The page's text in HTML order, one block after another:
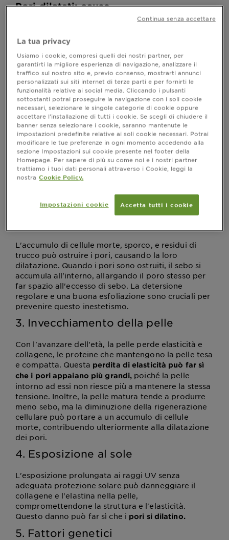
Pori dilatati: cause
I pori della pelle, sebbene essenziali per il suo
quando si dilatano e diventano visibilmente più
grandi. Ma i pori dilatati cosa sono e come possono
essere trattati? Comprendere le cause della
dilatazione dei pori è il primo passo per affrontare
efficacemente questo problema.
1. Eccesso di produzione di sebo
La produzione eccessiva di sebo è una dellecause
più comuni di pori dilatati. Quando le ghiandole
sebacee producono una quantità eccessiva di sebo,
i pori possono allargarsi per permetterne il
passaggio sulla superficie della pelle. Questo
fenomeno è particolarmente comune nelle persone
naso e mento) è spesso la più colpita.
2. Accumulo di impurità e cellule
L'accumulo di cellule morte, sporco, e residui di
trucco può ostruire i pori, causando la loro
dilatazione. Quando i pori sono ostruiti, il sebo si
accumula all'interno, allargando il poro stesso per
far spazio all'eccesso di sebo. La detersione
regolare e una buona esfoliazione sono cruciali per
prevenire questo inestetismo.
3. Invecchiamento della pelle
Con l'avanzare dell'età, la pelle perde elasticità e
collagene, le proteine che mantengono la pelle tesa
e compatta. Questa perdita di elasticità può far sì
che i pori appaiano più grandi, poiché la pelle
intorno ad essi non riesce più a mantenere la stessa
tensione. Inoltre, la pelle matura tende a produrre
meno sebo, ma la diminuzione della rigenerazione
cellulare può portare a un accumulo di cellule
morte, contribuendo ulteriormente alla dilatazione
dei pori.
4. Esposizione al sole
L'esposizione prolungata ai raggi UV senza
adeguata protezione solare può danneggiare il
collagene e l'elastina nella pelle,
compromettendone la struttura e l'elasticità.
Questo danno può far sì che i pori si dilatino.
5. Fattori genetici
La tua privacy
Usiamo i cookie, compresi quelli dei nostri partner, per
garantirti la migliore esperienza di navigazione, analizzare il
traffico sul nostro sito e, previo consenso, mostrarti annunci
personalizzati sui siti internet di terze parti e per fornirti le
funzionalità relative ai social media. Cliccando i pulsanti
sottostanti potrai proseguire la navigazione con i soli cookie
necessari, selezionare le singole categorie di cookie oppure
accettare l’installazione di tutti i cookie. Se scegli di chiudere il
banner senza selezionare i cookie, saranno mantenute le
impostazioni predefinite relative ai soli cookie necessari. Potrai
modificare le tue preferenze in ogni momento accedendo alla
sezione Impostazioni sui cookie presente nel footer della
Homepage. Per sapere di più su come noi e i nostri partner
trattiamo i tuoi dati personali attraverso i Cookie, leggi la
nostra Cookie Policy.
Impostazioni cookie Accetta tutti i cookie
Continua senza accettare